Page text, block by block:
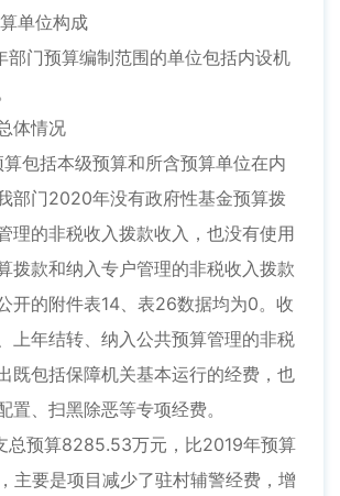
单位构成
门预算编制范围的单位包括内设机
体情况
包括本级预算和所含预算单位在内
部门2020年没有政府性基金预算拨
理的非税收入拨款收入，也没有使用
拨款和纳入专户管理的非税收入拨款
开的附件表14、表26数据均为0。收
上年结转、纳入公共预算管理的非税
既包括保障机关基本运行的经费，也
置、扫黑除恶等专项经费。
预算8285.53万元，比2019年预算
主要是项目减少了驻村辅警经费，增